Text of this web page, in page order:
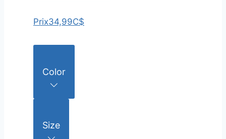
Prix34,99C$
Color
Size